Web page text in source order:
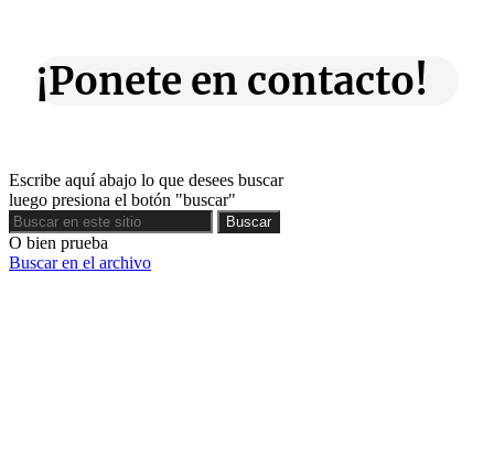
¡Ponete en contacto!
Escribe aquí abajo lo que desees buscar
luego presiona el botón "buscar"
Buscar
Buscar
O bien prueba
Buscar en el archivo